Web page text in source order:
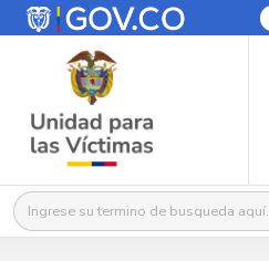
Buscar: